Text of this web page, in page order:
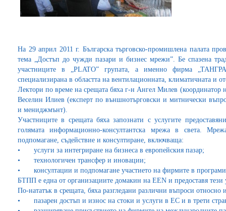
На 29 април 2011 г. Българска търговско-промишлена палата
тема „Достъп до чужди пазари и бизнес мрежи”. Бе спазена
участниците в „PLATO” групата, а именно фирма
специализирана в областта на вентилационната, климатичната и
Лектори по време на срещата бяха г-н Ангел Милев (координатор
Веселин Илиев (експерт по външнотърговски и митнически
и мениджмънт).
Участниците в срещата бяха запознати с услугите
голямата информационно-консултантска мрежа в света.
подпомагане, съдействие и консултиране, включваща:
•
услуги за интегриране на бизнеса в европейския пазар;
•
технологичен трансфер и иновации;
•
консултации и подпомагане участието на фирмите в
БТПП е една от организациите домакин на EEN и предоставя тези
По-нататък в срещата, бяха разгледани различни въпроси
•
пазарен достъп и износ на стоки и услуги в ЕС и в трети